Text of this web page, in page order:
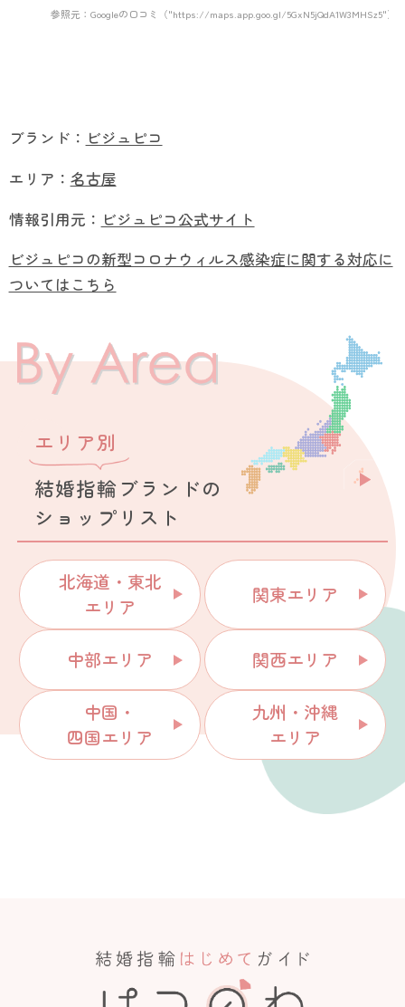
参照元：Googleの口コミ（"https://maps.app.goo.gl/5GxN5jQdA1W3MHSz5"）
ブランド： ビジュピコ
エリア： 名古屋
情報引用元： ビジュピコ公式サイト
ビジュピコの新型コロナウィルス感染症に関する対応に
ついてはこちら
エリア別
結婚指輪ブランドの
ショップリスト
北海道・東北
エリア
関東エリア
中部エリア 関西エリア
中国・
四国エリア
九州・沖縄
エリア